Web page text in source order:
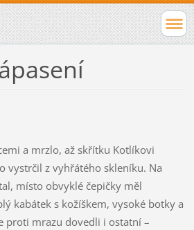
a mrzlo, až skřítku Kotlíkovi
vystrčil z vyhřátého skleníku. Na
místo obvyklé čepičky měl
kabátek s kožíškem, vysoké botky a
proti mrazu dovedli i ostatní –